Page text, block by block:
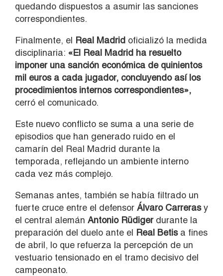
quedando dispuestos a asumir las sanciones
correspondientes.
Finalmente, el Real Madrid oficializó la medida
disciplinaria: «El Real Madrid ha resuelto
imponer una sanción económica de quinientos
mil euros a cada jugador, concluyendo así los
procedimientos internos correspondientes»,
cerró el comunicado.
Este nuevo conflicto se suma a una serie de
episodios que han generado ruido en el
camarín del Real Madrid durante la
temporada, reflejando un ambiente interno
cada vez más complejo.
Semanas antes, también se había filtrado un
fuerte cruce entre el defensor Álvaro Carrerasy
el central alemán Antonio Rüdigerdurante la
preparación del duelo ante el Real Betisa fines
de abril, lo que refuerza la percepción de un
vestuario tensionado en el tramo decisivo del
campeonato.